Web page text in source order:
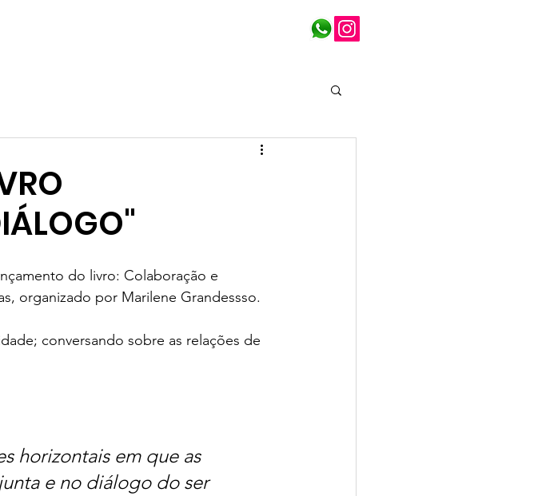
do livro: Colaboração e
organizado por Marilene Grandessso.
conversando sobre as relações de
horizontais em que as
e no diálogo do ser